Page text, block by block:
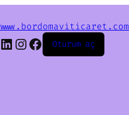
www.bordomaviticaret.com
LinkedIn
Instagram
Facebook
Oturum aç